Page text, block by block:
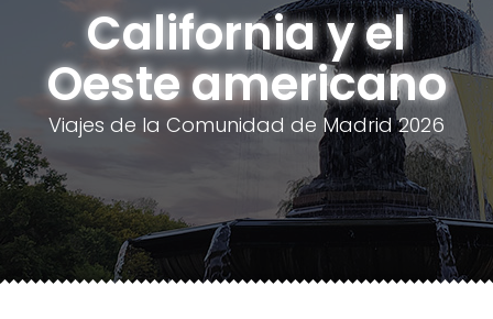
California y el
Oeste americano
Viajes de la Comunidad de Madrid 2026